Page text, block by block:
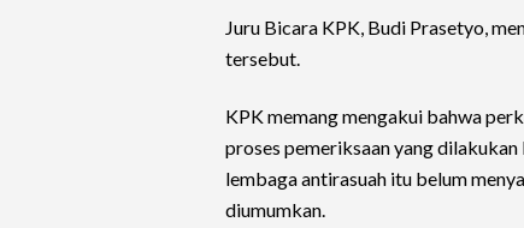
Juru Bicara KPK, Budi Prasetyo,
tersebut.
KPK memang mengakui bahwa
proses pemeriksaan yang
lembaga antirasuah itu belum
diumumkan.